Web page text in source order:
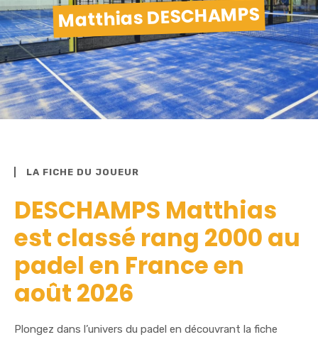
Matthias DESCHAMPS
LA FICHE DU JOUEUR
DESCHAMPS Matthias
est classé rang 2000 au
padel en France en
août 2026
Plongez dans l’univers du padel en découvrant la fiche